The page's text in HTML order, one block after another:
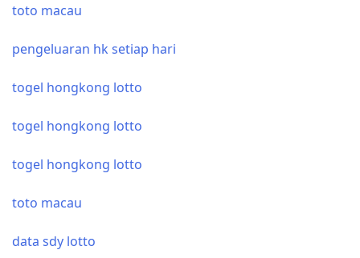
toto macau
pengeluaran hk setiap hari
togel hongkong lotto
togel hongkong lotto
togel hongkong lotto
toto macau
data sdy lotto